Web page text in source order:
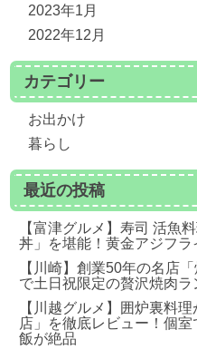
2023年1月
2022年12月
カテゴリー
お出かけ
暮らし
最近の投稿
【富津グルメ】寿司 活魚
丼」を堪能！黄金アジフ
【川崎】創業50年の名店
で土日祝限定の贅沢焼肉ラ
【川越グルメ】囲炉裏料
店」を徹底レビュー！個
飯が絶品